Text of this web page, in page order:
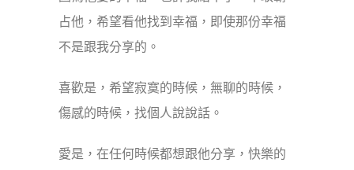
占他，希望看他找到幸福，即使那份幸福
不是跟我分享的。
喜歡是，希望寂寞的時候，無聊的時候，
傷感的時候，找個人說說話。
愛是，在任何時候都想跟他分享，快樂的